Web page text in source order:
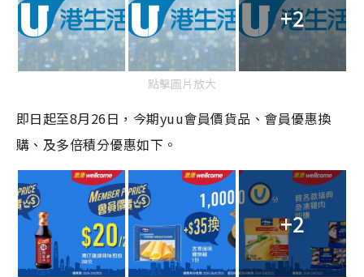
+2
點擊圖片放大
即日起至8月26日，今期yuu會員價貨品 、會員優惠換
購、及多倍積分優惠如下。
+2